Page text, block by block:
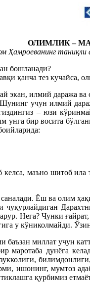
ОЛИМЛИК –
Ҳамроеванинг
бошланади?
қанча тез кучайса,
илмий даража ва
учун илмий
– юзи
унга бир восита
маъно шитоб
Ёш ва олим
Нега? Чунки
у кўниколмайди.
миллат учун
дунёга
ишонинг, мумтоз
қурбимиз